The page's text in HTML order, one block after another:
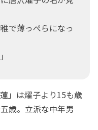
で薄っぺらになっ
」は燿子より15も歳
歳。立派な中年男